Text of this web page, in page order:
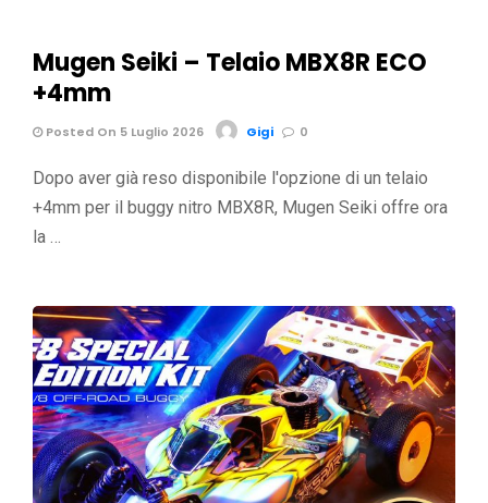
Mugen Seiki – Telaio MBX8R ECO
+4mm
Posted On 5 Luglio 2026 Gigi 0
Dopo aver già reso disponibile l'opzione di un telaio
+4mm per il buggy nitro MBX8R, Mugen Seiki offre ora
la …